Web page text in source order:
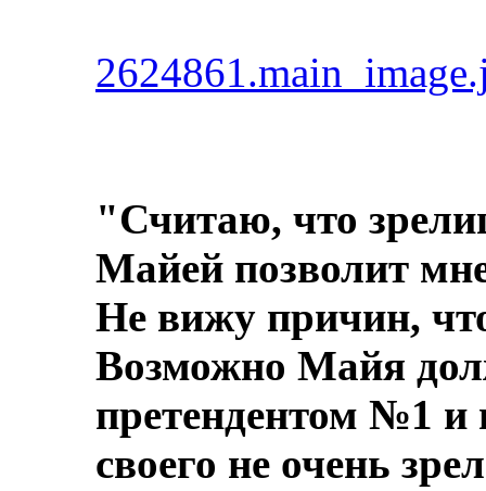
"Считаю, что
Майей позволит
Не вижу причин,
Возможно Майя
претендентом №1 и
своего не очень